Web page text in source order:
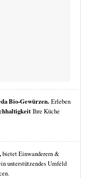
Bio-Gewürzen.Erleben
Ihre Küche
,bietet Einwanderern &
unterstützendes Umfeld